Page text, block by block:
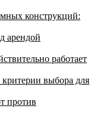
конструкций:
арендой
работает
выбора для
против